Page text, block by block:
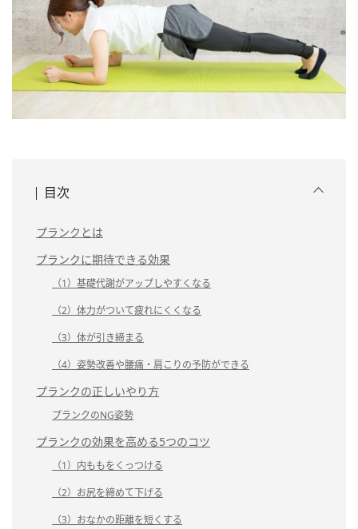
目次
プランクとは
プランクに期待できる効果
（1）基礎代謝がアップしやすくなる
（2）体力がついて疲れにくくなる
（3）体が引き締まる
（4）姿勢改善や腰痛・肩こりの予防ができる
プランクの正しいやり方
プランクのNG姿勢
プランクの効果を高める5つのコツ
（1）内ももをくっつける
（2）お尻を締めて下げる
（3）おなかの距離を短くする